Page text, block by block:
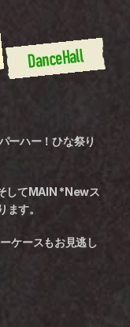
DanceHall
ーハー！ひな祭り
してMAIN *Newス
す。
ケースもお見逃し